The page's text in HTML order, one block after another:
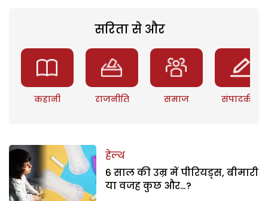
सरिता से और
कहानी राजनीति समाज संपादकीय
हेल्थ
6 साल की उम्र में पीरियड्स, बीमारी
या वजह कुछ और…?